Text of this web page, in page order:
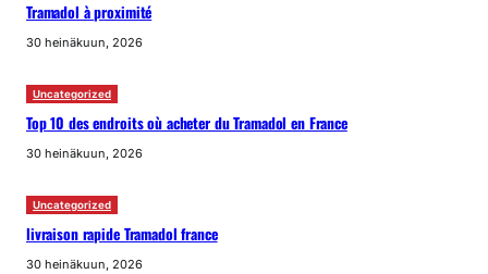
Tramadol à proximité
30 heinäkuun, 2026
Uncategorized
Top 10 des endroits où acheter du Tramadol en France
30 heinäkuun, 2026
Uncategorized
livraison rapide Tramadol france
30 heinäkuun, 2026